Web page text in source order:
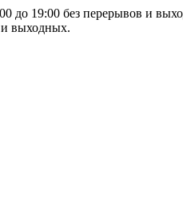
до 19:00 без перерывов и
и выходных.